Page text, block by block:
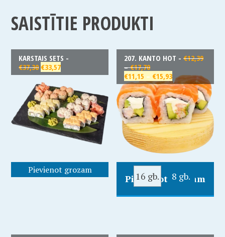
SAISTĪTIE PRODUKTI
KARSTAIS SETS -
€37,30 €33,57
Pievienot grozam
207. KANTO HOT -€12,39
– €17,70
€11,15 – €15,93
16 gb. 8 gb.
Pievienot Grozam